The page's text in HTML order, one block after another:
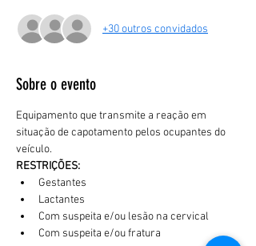
+30 outros convidados
Sobre o evento
Equipamento que transmite a reação em
situação de capotamento pelos ocupantes do
veículo.
RESTRIÇÕES:
Gestantes
Lactantes
Com suspeita e/ou lesão na cervical
Com suspeita e/ou fratura